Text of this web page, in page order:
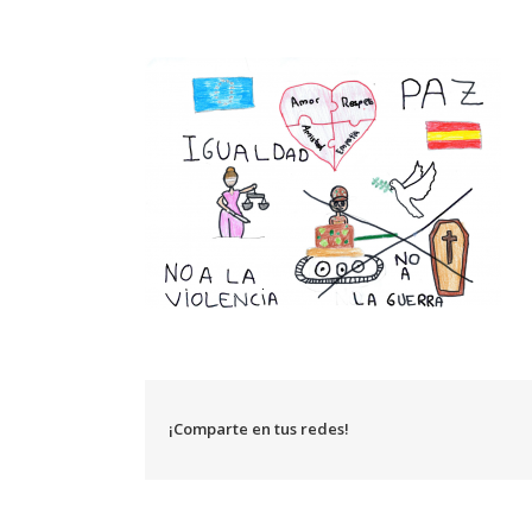
¡Comparte en tus redes!